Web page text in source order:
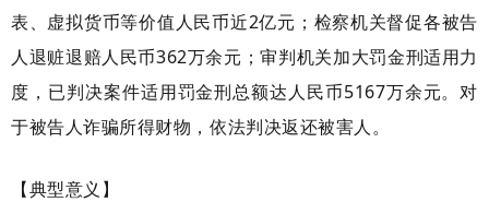
表、虚拟货币等价值人民币近2亿元；检察机关督促各被告
人退赃退赔人民币362万余元；审判机关加大罚金刑适用力
度，已判决案件适用罚金刑总额达人民币5167万余元。对
于被告人诈骗所得财物，依法判决返还被害人。
【典型意义】